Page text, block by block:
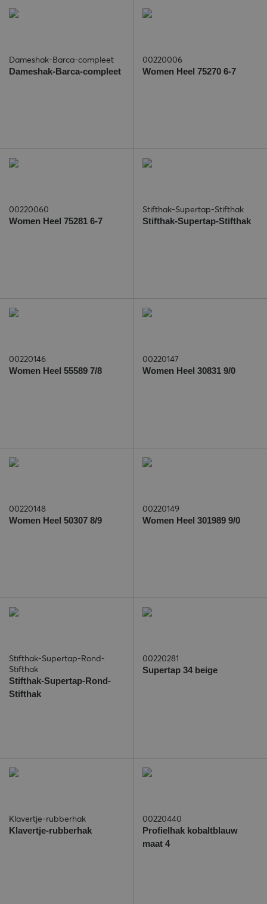
Dameshak-Barca-compleet
Dameshak-Barca-compleet
00220006
Women Heel 75270 6-7
00220060
Women Heel 75281 6-7
Stifthak-Supertap-Stifthak
Stifthak-Supertap-Stifthak
00220146
Women Heel 55589 7/8
00220147
Women Heel 30831 9/0
00220148
Women Heel 50307 8/9
00220149
Women Heel 301989 9/0
Stifthak-Supertap-Rond-
Stifthak
Stifthak-Supertap-Rond-
Stifthak
00220281
Supertap 34 beige
Klavertje-rubberhak
Klavertje-rubberhak
00220440
Profielhak kobaltblauw
maat 4